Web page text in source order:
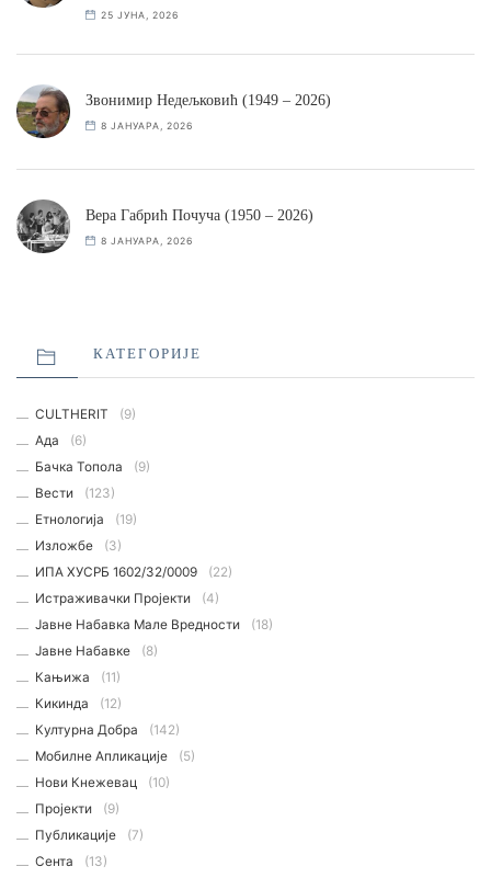
25 ЈУНА, 2026
Звонимир Недељковић (1949 – 2026)
8 ЈАНУАРА, 2026
Вера Габрић Почуча (1950 – 2026)
8 ЈАНУАРА, 2026
КАТЕГОРИЈЕ
CULTHERIT
(9)
Ада
(6)
Бачка Топола
(9)
Вести
(123)
Етнологијa
(19)
Изложбе
(3)
ИПА ХУСРБ 1602/32/0009
(22)
Истраживачки Пројекти
(4)
Јавне Набавка Мале Вредности
(18)
Јавне Набавке
(8)
Кањижа
(11)
Кикинда
(12)
Културна Добра
(142)
Мобилне Апликације
(5)
Нови Кнежевац
(10)
Пројекти
(9)
Публикације
(7)
Сента
(13)